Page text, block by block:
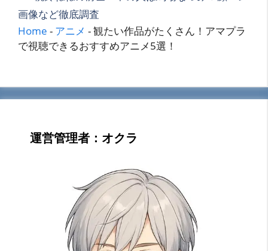
画像など徹底調査
Home - アニメ -観たい作品がたくさん！アマプラ
で視聴できるおすすめアニメ5選！
運営管理者：オクラ